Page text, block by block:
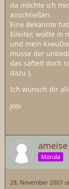
da möchte ich
anschließen.
Eine Bekannte
Eileiter, wollte in
und mein
müsse der
das säftelt doch
dazu ).
Ich wünsch dir
Josi
ameise
Morula
28. November 2007